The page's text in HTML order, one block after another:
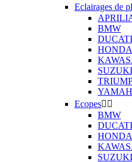
Eclairages de
BMW
DUCATI
HONDA
SUZUKI
Ecopes 
BMW
DUCATI
HONDA
SUZUKI